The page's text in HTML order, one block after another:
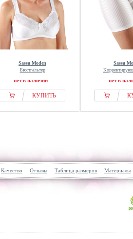
Sassa Moden
Бюстгальтер
нет в наличии
КУПИТЬ
Sassa
нет в
Качество Отзывы Таблица размеров Материалы